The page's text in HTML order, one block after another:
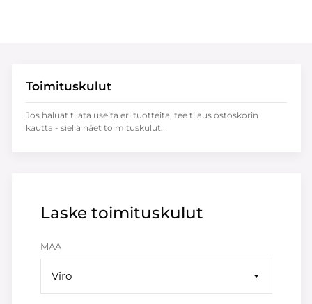
Laske toimituskulut
MAA
Viro
Toimituskulut
Jos haluat tilata useita eri tuotteita, tee tilaus ostoskorin
kautta - siellä näet toimituskulut.